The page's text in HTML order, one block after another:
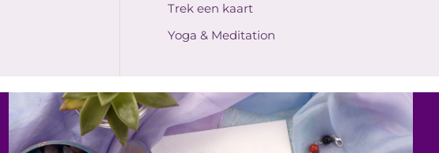
Trek een kaart
Yoga & Meditation